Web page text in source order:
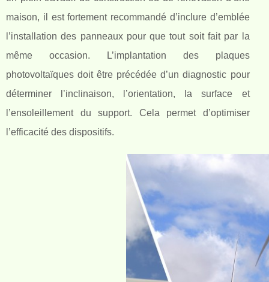
maison, il est fortement recommandé d’inclure d’emblée
l’installation des panneaux pour que tout soit fait par la
même occasion. L’implantation des plaques
photovoltaïques doit être précédée d’un diagnostic pour
déterminer l’inclinaison, l’orientation, la surface et
l’ensoleillement du support. Cela permet d’optimiser
l’efficacité des dispositifs.